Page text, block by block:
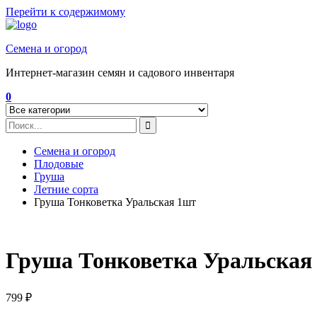
Перейти к содержимому
Семена и огород
Интернет-магазин семян и садового инвентаря
0
Семена и огород
Плодовые
Груша
Летние сорта
Груша Тонковетка Уральская 1шт
Груша Тонковетка
799 ₽